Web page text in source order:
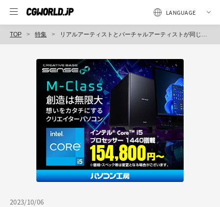
TOP 特集 リアルアーティストとバーチャルアーティストが同じ空間で共演「バズリズム LIVE V 2023」
2023/10/06